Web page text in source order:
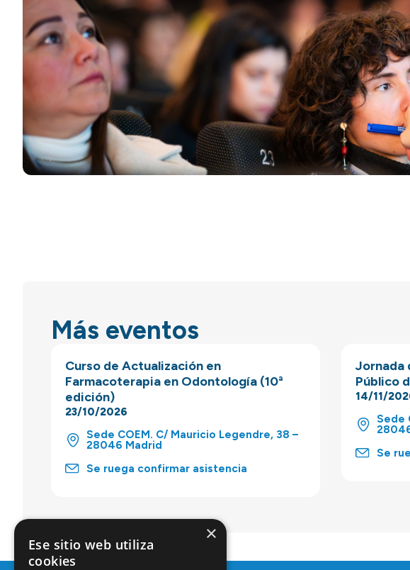
Más eventos
Curso de Actualización en
Farmacoterapia en Odontología (10ª
edición)
23/10/2026
Sede COEM. C/ Mauricio Legendre, 38 –
28046 Madrid
Se ruega confirmar asistencia
Jornada
Público
14/11/
Sede
Se
×
Ese sitio web utiliza
cookies